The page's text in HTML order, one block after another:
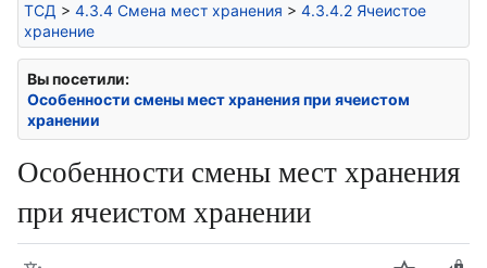
ТСД > 4.3.4 Смена мест хранения > 4.3.4.2 Ячеистое
хранение
Вы посетили:
Особенности смены мест хранения при ячеистом
хранении
Особенности смены мест хранения
при ячеистом хранении